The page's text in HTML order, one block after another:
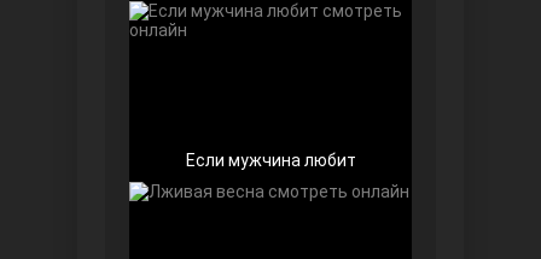
Если мужчина любит